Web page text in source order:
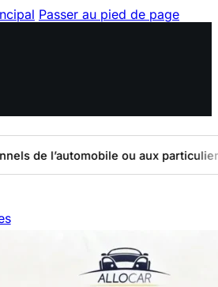
Passer au pied de page
de l’automobile ou aux particuliers